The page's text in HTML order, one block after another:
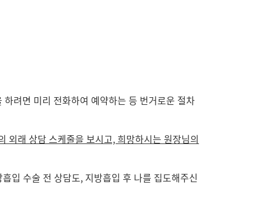
려면 미리 전화하여 예약하는 등 번거로운 절차
외래 상담 스케줄을 보시고, 희망하시는 원장님의
입 수술 전 상담도, 지방흡입 후 나를 집도해주신